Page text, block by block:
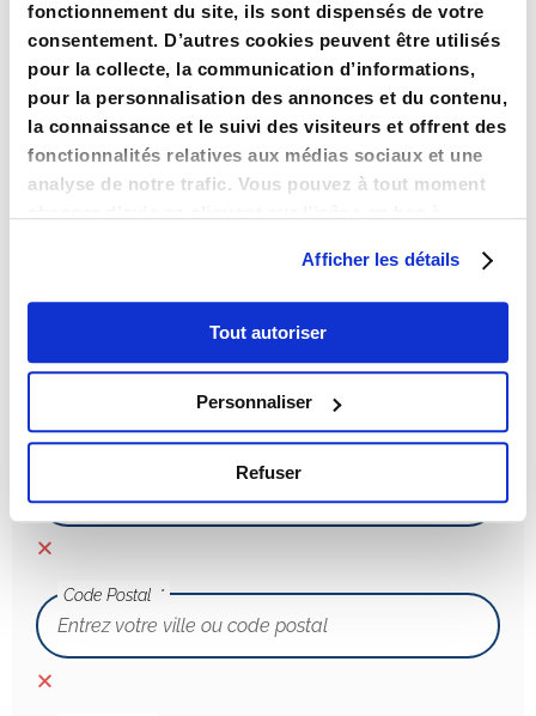
fonctionnement du site, ils sont dispensés de votre
consentement. D’autres cookies peuvent être utilisés
pour la collecte, la communication d’informations,
pour la personnalisation des annonces et du contenu,
la connaissance et le suivi des visiteurs et offrent des
fonctionnalités relatives aux médias sociaux et une
analyse de notre trafic. Vous pouvez à tout moment
Afficher les détails
Tout autoriser
Personnaliser
Refuser
traitement, à l’adresse suivante : COM&COMPANY,
Service RGPD, 94 quai Charles de Gaulle (69006)
LYON. Vous pouvez également adresser une
réclamation auprès de la Commission Nationale de
l’Informatique et des Libertés – 3 place de Fontenoy
– TSA 80715 – 75334 PARIS Cedex 07 »
Nom
Code Postal